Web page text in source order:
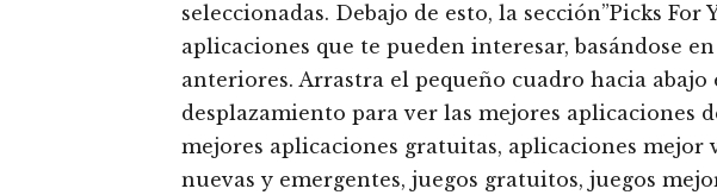
seleccionadas. Debajo de esto, la sección”Picks For
aplicaciones que te pueden interesar, basándose
anteriores. Arrastra el pequeño cuadro hacia abajo
desplazamiento para ver las mejores aplicaciones
mejores aplicaciones gratuitas, aplicaciones mejor
nuevas y emergentes, juegos gratuitos, juegos